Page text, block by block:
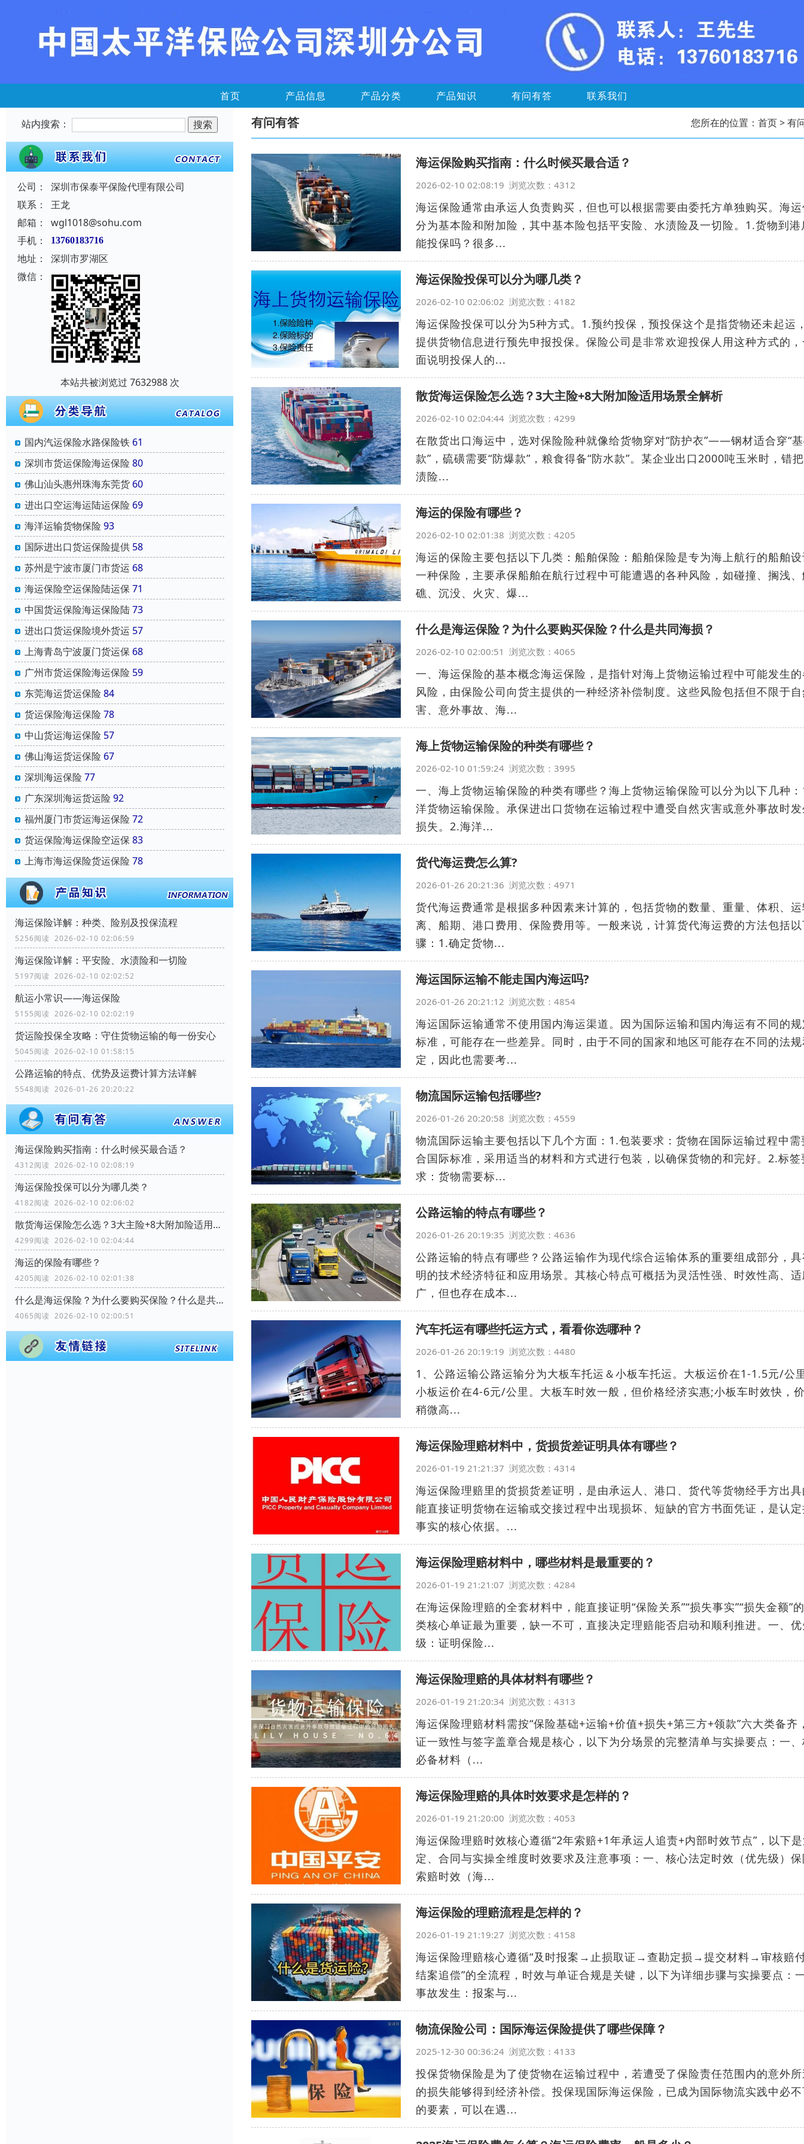
首页 产品信息 产品分类 产品知识 有问有答 联系我们
站内搜索：
公司：
深圳市保泰平保险代理有限公司
联系：
王龙
邮箱：
wgl1018@sohu.com
手机：
13760183716
地址：
深圳市罗湖区
微信：
本站共被浏览过 7632988 次
国内汽运保险水路保险铁 61
深圳市货运保险海运保险 80
佛山汕头惠州珠海东莞货 60
进出口空运海运陆运保险 69
海洋运输货物保险 93
国际进出口货运保险提供 58
苏州是宁波市厦门市货运 68
海运保险空运保险陆运保 71
中国货运保险海运保险陆73
进出口货运保险境外货运 57
上海青岛宁波厦门货运保 68
广州市货运保险海运保险 59
东莞海运货运保险 84
货运保险海运保险 78
中山货运海运保险 57
佛山海运货运保险 67
深圳海运保险 77
广东深圳海运货运险 92
福州厦门市货运海运保险 72
货运保险海运保险空运保 83
上海市海运保险货运保险 78
海运保险详解：种类、险别及投保流程
5256阅读 2026-02-10 02:06:59
海运保险详解：平安险、水渍险和一切险
5197阅读 2026-02-10 02:02:52
航运小常识——海运保险
5155阅读 2026-02-10 02:02:19
货运险投保全攻略：守住货物运输的每一份安心
5045阅读 2026-02-10 01:58:15
公路运输的特点、优势及运费计算方法详解
5548阅读 2026-01-26 20:20:22
海运保险购买指南：什么时候买最合适？
4312阅读 2026-02-10 02:08:19
海运保险投保可以分为哪几类？
4182阅读 2026-02-10 02:06:02
散货海运保险怎么选？3大主险+8大附加险适用场景全解析
4299阅读 2026-02-10 02:04:44
海运的保险有哪些？
4205阅读 2026-02-10 02:01:38
什么是海运保险？为什么要购买保险？什么是共同海损？
4065阅读 2026-02-10 02:00:51
有问有答 您所在的位置： 首页> 有
海运保险购买指南：什么时候买最合适？
2026-02-10 02:08:19 浏览次数：4312
海运保险通常由承运人负责购买，但也可以根据需要由委托方单独购买。海
分为基本险和附加险，其中基本险包括平安险、水渍险及一切险。1.货物到港
能投保吗？很多...
海运保险投保可以分为哪几类？
2026-02-10 02:06:02 浏览次数：4182
海运保险投保可以分为5种方式。1.预约投保，预投保这个是指货物还未起运
提供货物信息进行预先申报投保。保险公司是非常欢迎投保人用这种方式的
面说明投保人的...
散货海运保险怎么选？3大主险+8大附加险适用场景全解析
2026-02-10 02:04:44 浏览次数：4299
在散货出口海运中，选对保险险种就像给货物穿对“防护衣”——钢材适合穿“
款”，硫磺需要“防爆款”，粮食得备“防水款”。某企业出口2000吨玉米时，错
渍险...
海运的保险有哪些？
2026-02-10 02:01:38 浏览次数：4205
海运的保险主要包括以下几类：船舶保险：船舶保险是专为海上航行的船舶
一种保险，主要承保船舶在航行过程中可能遭遇的各种风险，如碰撞、搁浅
礁、沉没、火灾、爆...
什么是海运保险？为什么要购买保险？什么是共同海损？
2026-02-10 02:00:51 浏览次数：4065
一、海运保险的基本概念海运保险，是指针对海上货物运输过程中可能发生
风险，由保险公司向货主提供的一种经济补偿制度。这些风险包括但不限于
害、意外事故、海...
海上货物运输保险的种类有哪些？
2026-02-10 01:59:24 浏览次数：3995
一、海上货物运输保险的种类有哪些？海上货物运输保险可以分为以下几种
洋货物运输保险。承保进出口货物在运输过程中遭受自然灾害或意外事故时
损失。2.海洋...
货代海运费怎么算?
2026-01-26 20:21:36 浏览次数：4971
货代海运费通常是根据多种因素来计算的，包括货物的数量、重量、体积、
离、船期、港口费用、保险费用等。一般来说，计算货代海运费的方法包括
骤：1.确定货物...
海运国际运输不能走国内海运吗?
2026-01-26 20:21:12 浏览次数：4854
海运国际运输通常不使用国内海运渠道。因为国际运输和国内海运有不同的
标准，可能存在一些差异。同时，由于不同的国家和地区可能存在不同的法
定，因此也需要考...
物流国际运输包括哪些?
2026-01-26 20:20:58 浏览次数：4559
物流国际运输主要包括以下几个方面：1.包装要求：货物在国际运输过程中需
合国际标准，采用适当的材料和方式进行包装，以确保货物的和完好。2.标签
求：货物需要标...
公路运输的特点有哪些？
2026-01-26 20:19:35 浏览次数：4636
公路运输的特点有哪些？公路运输作为现代综合运输体系的重要组成部分，
明的技术经济特征和应用场景。其核心特点可概括为灵活性强、时效性高、
广，但也存在成本...
汽车托运有哪些托运方式，看看你选哪种？
2026-01-26 20:19:19 浏览次数：4480
1、公路运输公路运输分为大板车托运＆小板车托运。大板运价在1-1.5元/公
小板运价在4-6元/公里。大板车时效一般，但价格经济实惠;小板车时效快，
稍微高...
海运保险理赔材料中，货损货差证明具体有哪些？
2026-01-19 21:21:37 浏览次数：4314
海运保险理赔里的货损货差证明，是由承运人、港口、货代等货物经手方出
能直接证明货物在运输或交接过程中出现损坏、短缺的官方书面凭证，是认
事实的核心依据。...
海运保险理赔材料中，哪些材料是最重要的？
2026-01-19 21:21:07 浏览次数：4284
在海运保险理赔的全套材料中，能直接证明“保险关系”“损失事实”“损失金额”
类核心单证最为重要，缺一不可，直接决定理赔能否启动和顺利推进。一、
级：证明保险...
海运保险理赔的具体材料有哪些？
2026-01-19 21:20:34 浏览次数：4313
海运保险理赔材料需按“保险基础+运输+价值+损失+第三方+领款”六大类备齐
证一致性与签字盖章合规是核心，以下为分场景的完整清单与实操要点：一
必备材料（...
海运保险理赔的具体时效要求是怎样的？
2026-01-19 21:20:00 浏览次数：4053
海运保险理赔时效核心遵循“2年索赔+1年承运人追责+内部时效节点”，以下
定、合同与实操全维度时效要求及注意事项：一、核心法定时效（优先级）
索赔时效（海...
海运保险的理赔流程是怎样的？
2026-01-19 21:19:27 浏览次数：4158
海运保险理赔核心遵循“及时报案→止损取证→查勘定损→提交材料→审核赔
结案追偿”的全流程，时效与单证合规是关键，以下为详细步骤与实操要点：
事故发生：报案与...
物流保险公司：国际海运保险提供了哪些保障？
2025-12-30 00:36:24 浏览次数：4133
投保货物保险是为了使货物在运输过程中，若遭受了保险责任范围内的意外
的损失能够得到经济补偿。投保现国际海运保险，已成为国际物流实践中必
的要素，可以在遇...